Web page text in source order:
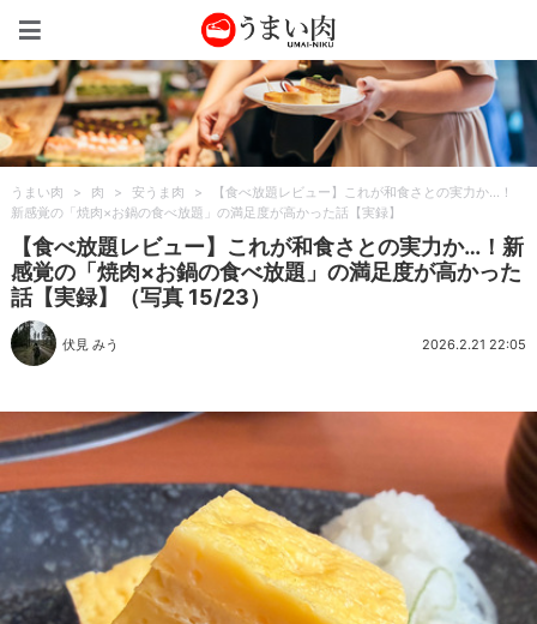
うまい肉 > 肉 > 安うま肉 >
【食べ放題レビュー】これが和食さとの実力か…！
新感覚の「焼肉×お鍋の食べ放題」の満足度が高かった話【実録】
【食べ放題レビュー】これが和食さとの実力か…！新
感覚の「焼肉×お鍋の食べ放題」の満足度が高かった
話【実録】（写真 15/23）
伏見 みう 2026.2.21 22:05